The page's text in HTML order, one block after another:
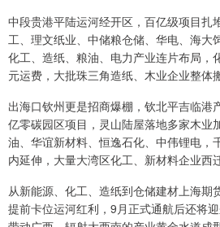
中段贵港平陆运河经开区，百亿级项目扎
工、理文纸业、中储粮仓储、华电、海大
化工、造纸、粮油、电力产业连片布局，
元运费，大批珠三角造纸、木业企业整体
出海口钦州更是招商爆棚，钦北平吉临港
亿零碳园区项目，灵山陆屋落地多家木业
油、华谊新材料、恒逸石化、中伟锂电，
内延伸，大量大湾区化工、新材料企业西
从新能源、化工、造纸到仓储建材上海期
提前卡位运河红利，9月正式通航后还将